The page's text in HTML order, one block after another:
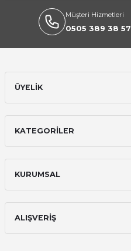
Müşteri Hizmetleri
0505 389 38 57
ÜYELİK
KATEGORİLER
KURUMSAL
ALIŞVERİŞ